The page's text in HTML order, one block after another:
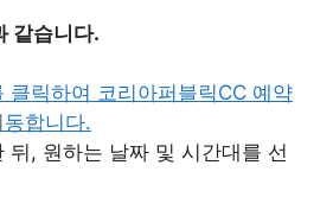
같습니다.
클릭하여 코리아퍼블릭CC 예약
합니다.
뒤, 원하는 날짜 및 시간대를 선